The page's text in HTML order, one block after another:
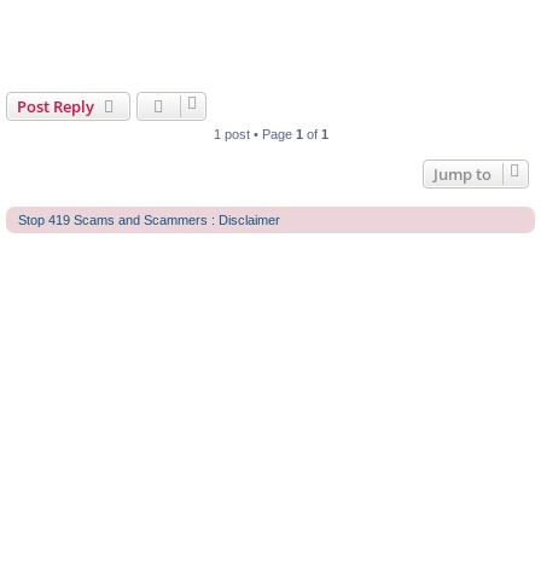
Post Reply
1 post • Page 1 of 1
Jump to
Stop 419 Scams and Scammers : Disclaimer